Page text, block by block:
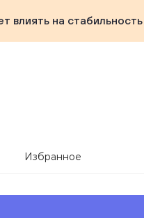
влиять на
Избранное